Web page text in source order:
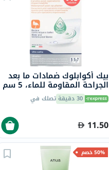
بيك أكوابلوك ضمادات ما بعد
الجراحة المقاومة للماء، 5 سم
× 7 سم، 5 قطع 30 دقيقة تصلك في
11.50
50% خصم